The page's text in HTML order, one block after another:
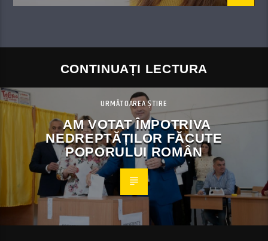
CONTINUAȚI LECTURA
URMĂTOAREA ȘTIRE
AM VOTAT ÎMPOTRIVA
NEDREPTĂȚILOR FĂCUTE
POPORULUI ROMÂN